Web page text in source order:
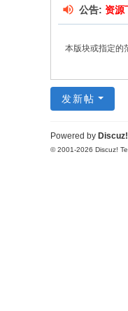
公告: 资源
本版块或指定的
发新帖
Powered by Discuz!
© 2001-2026 Discuz!